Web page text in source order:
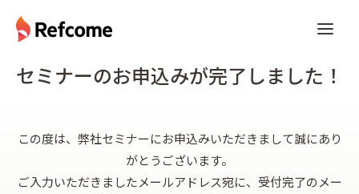
セミナーのお申込みが完了しました！
この度は、弊社セミナーにお申込みいただきまして誠にあり
がとうございます。
ご入力いただきましたメールアドレス宛に、受付完了のメー